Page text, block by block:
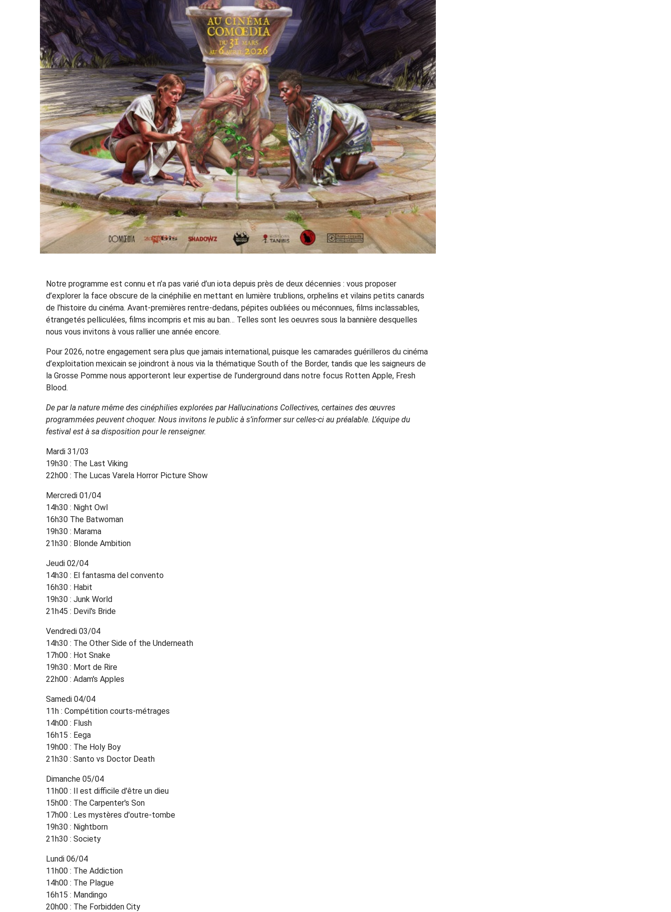
Notre programme est connu et n’a pas varié d’un iota depuis près de deux décennies : vous proposer
d’explorer la face obscure de la cinéphilie en mettant en lumière trublions, orphelins et vilains petits canards
de l’histoire du cinéma. Avant-premières rentre-dedans, pépites oubliées ou méconnues, films inclassables,
étrangetés pelliculées, films incompris et mis au ban… Telles sont les oeuvres sous la bannière desquelles
nous vous invitons à vous rallier une année encore.
Pour 2026, notre engagement sera plus que jamais international, puisque les camarades guérilleros du cinéma
d’exploitation mexicain se joindront à nous via la thématique South of the Border, tandis que les saigneurs de
la Grosse Pomme nous apporteront leur expertise de l’underground dans notre focus Rotten Apple, Fresh
Blood.
De par la nature même des cinéphilies explorées par Hallucinations Collectives, certaines des œuvres
programmées peuvent choquer. Nous invitons le public à s’informer sur celles-ci au préalable. L’équipe du
festival est à sa disposition pour le renseigner.
Mardi 31/03
19h30 : The Last Viking
22h00 : The Lucas Varela Horror Picture Show
Mercredi 01/04
14h30 : Night Owl
16h30 The Batwoman
19h30 : Marama
21h30 : Blonde Ambition
Jeudi 02/04
14h30 : El fantasma del convento
16h30 : Habit
19h30 : Junk World
21h45 : Devil's Bride
Vendredi 03/04
14h30 : The Other Side of the Underneath
17h00 : Hot Snake
19h30 : Mort de Rire
22h00 : Adam's Apples
Samedi 04/04
11h : Compétition courts-métrages
14h00 : Flush
16h15 : Eega
19h00 : The Holy Boy
21h30 : Santo vs Doctor Death
Dimanche 05/04
11h00 : Il est difficile d'être un dieu
15h00 : The Carpenter's Son
17h00 : Les mystères d'outre-tombe
19h30 : Nightborn
21h30 : Society
Lundi 06/04
11h00 : The Addiction
14h00 : The Plague
16h15 : Mandingo
20h00 : The Forbidden City